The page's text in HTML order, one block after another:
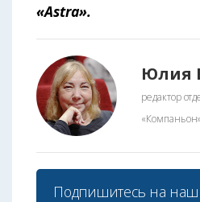
«Astra».
Юлия
редактор
«Компаньон»
Подпишитесь на наш